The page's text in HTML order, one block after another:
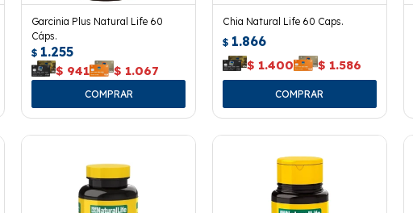
Garcinia Plus Natural Life 60
Cáps.
$ 1.255
$ 941 $ 1.067
Chia Natural Life 60 Caps.
$ 1.866
$ 1.400 $ 1.586